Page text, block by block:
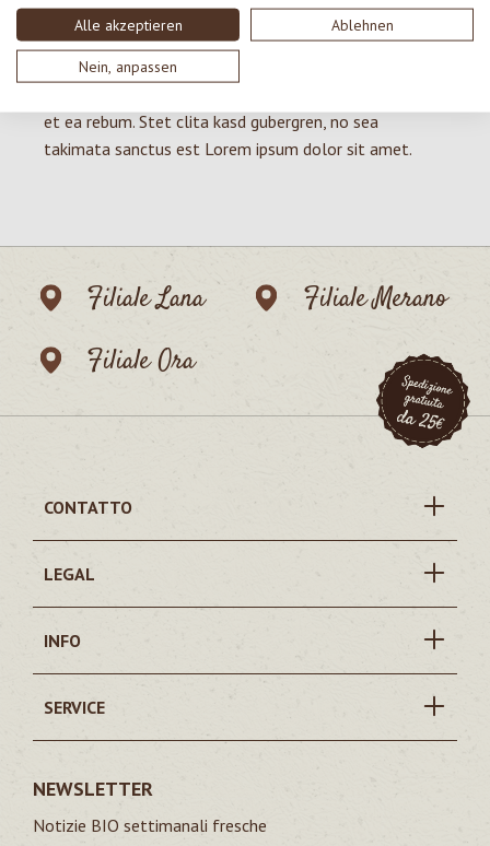
Alle akzeptieren Ablehnen
Nein, anpassen
Lorem ipsum dolor sit amet, consetetur sadipscing
elitr, sed diam nonumy eirmod tempor invidunt ut
labore et dolore magna aliquyam erat, sed diam
et ea rebum. Stet clita kasd gubergren, no sea
takimata sanctus est Lorem ipsum dolor sit amet.
Filiale Lana
Filiale Merano
Filiale Ora
CONTATTO
LEGAL
INFO
SERVICE
NEWSLETTER
Notizie BIO settimanali fresche